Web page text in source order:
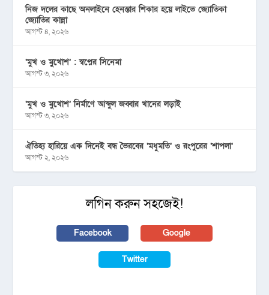
নিজ দলের কাছে অনলাইনে হেনস্তার শিকার হয়ে লাইভে জ্যোতিকা
জ্যোতির কান্না
আগস্ট ৪, ২০২৬
‘মুখ ও মু্খোশ’ : স্বপ্নের সিনেমা
আগস্ট ৩, ২০২৬
‘মুখ ও মুখোশ’ নির্মাণে আব্দুল জব্বার খানের লড়াই
আগস্ট ৩, ২০২৬
ঐতিহ্য হারিয়ে এক দিনেই বন্ধ ভৈরবের ‘মধুমতি’ ও রংপুরের ‘শাপলা’
আগস্ট ২, ২০২৬
লগিন করুন সহজেই!
Facebook Google
Twitter